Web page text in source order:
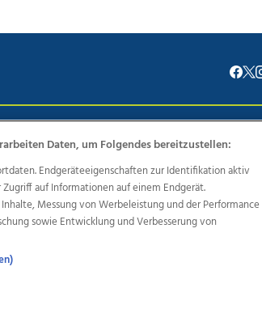
AGB Website Ehrenkodex Politische Werbung
Karriere OÖN Reise
Promenaden Galerien
Daten, um Folgendes bereitzustellen:
Endgeräteeigenschaften zur Identifikation aktiv
auf Informationen auf einem Endgerät.
Messung von Werbeleistung und der Performance
sowie Entwicklung und Verbesserung von